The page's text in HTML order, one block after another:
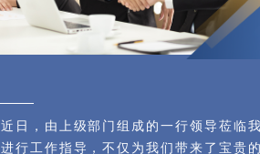
近日，由上级部门组成的一行领导莅临
进行工作指导，不仅为我们带来了宝贵